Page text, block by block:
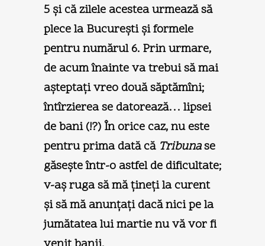
5 şi că zilele acestea urmează să
plece la Bucureşti şi formele
pentru numărul 6. Prin urmare,
de acum înainte va trebui să mai
aşteptaţi vreo două săptămîni;
întîrzierea se datorează… lipsei
de bani (!?) În orice caz, nu este
pentru prima dată că Tribunase
găseşte într-o astfel de dificultate;
v-aş ruga să mă ţineţi la curent
şi să mă anunţaţi dacă nici pe la
jumătatea lui martie nu vă vor fi